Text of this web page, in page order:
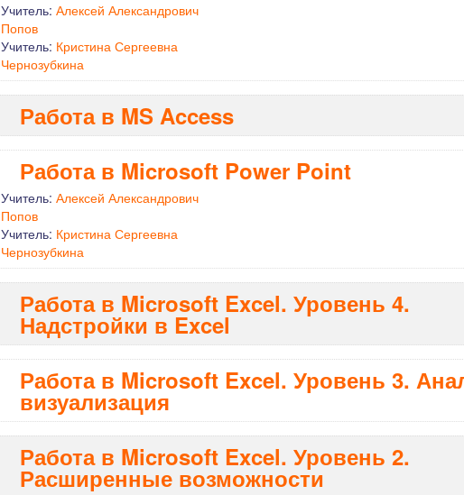
Учитель: Алексей Александрович
Попов
Учитель: Кристина Сергеевна
Чернозубкина
Работа в MS Access
Работа в Microsoft Power Point
Учитель: Алексей Александрович
Попов
Учитель: Кристина Сергеевна
Чернозубкина
Работа в Microsoft Excel. Уровень 4.
Надстройки в Excel
Работа в Microsoft Excel. Уровень 3.
визуализация
Работа в Microsoft Excel. Уровень 2.
Расширенные возможности